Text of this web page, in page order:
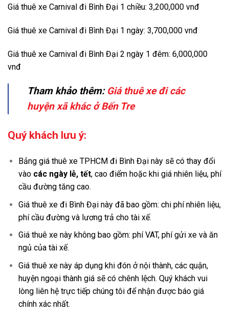
Giá thuê xe Carnival đi Bình Đại 1 chiều: 3,200,000 vnđ
Giá thuê xe Carnival đi Bình Đại 1 ngày: 3,700,000 vnđ
Giá thuê xe Carnival đi Bình Đại 2 ngày 1 đêm: 6,000,000
vnđ
Tham khảo thêm: Giá thuê xe đi các
huyện xã khác ở Bến Tre
Quý khách lưu ý:
Bảng giá thuê xe TPHCM đi Bình Đại này sẽ có thay đổi
vào các ngày lễ, tết, cao điểm hoặc khi giá nhiên liệu, phí
cầu đường tăng cao.
Giá thuê xe đi Bình Đại này đã bao gồm: chi phí nhiên liệu,
phí cầu đường và lương trả cho tài xế.
Giá thuê xe này không bao gồm: phí VAT, phí gửi xe và ăn
ngủ của tài xế.
Giá thuê xe này áp dụng khi đón ở nội thành, các quận,
huyện ngoại thành giá sẽ có chênh lệch. Quý khách vui
lòng liên hệ trực tiếp chúng tôi để nhận được báo giá
chính xác nhất.